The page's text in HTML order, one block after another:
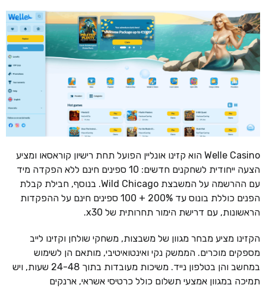
Welle Casino הוא קזינו אונליין הפועל תחת רישיון קוראסאו ומציע
הצעה ייחודית לשחקנים חדשים: 10 ספינים חינם ללא הפקדה מיד
עם ההרשמה על המשבצת Wild Chicago. בנוסף, חבילת קבלת
הפנים כוללת בונוס עד 200% + 100 ספינים חינם על ההפקדות
הראשונות, עם דרישת הימור תחרותית של x30.
הקזינו מציע מבחר מגוון של משבצות, משחקי שולחן וקזינו לייב
מספקים מוכרים. הממשק נקי ואינטואיטיבי, מותאם הן לשימוש
במחשב והן בטלפון נייד. משיכות מעובדות בתוך 24-48 שעות, ויש
תמיכה במגוון אמצעי תשלום כולל כרטיסי אשראי, ארנקים